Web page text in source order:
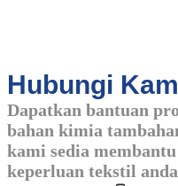
Hubungi
Dapatkan bantuan
bahan kimia
kami sedia
keperluan tekstil